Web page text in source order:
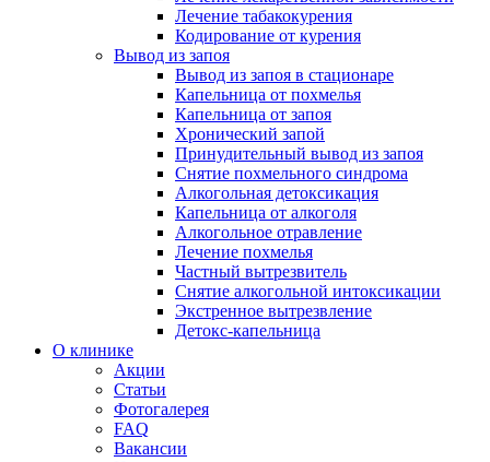
Лечение табакокурения
Кодирование от курения
Вывод из запоя
Вывод из запоя в стационаре
Капельница от похмелья
Капельница от запоя
Хронический запой
Принудительный вывод из запоя
Снятие похмельного синдрома
Алкогольная детоксикация
Капельница от алкоголя
Алкогольное отравление
Лечение похмелья
Частный вытрезвитель
Снятие алкогольной интоксикации
Экстренное вытрезвление
Детокс-капельница
О клинике
Акции
Статьи
Фотогалерея
FAQ
Вакансии